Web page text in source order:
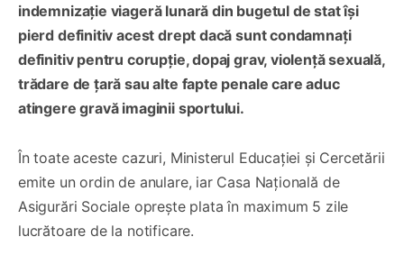
indemnizație viageră lunară din bugetul de stat își
pierd definitiv acest drept dacă sunt condamnați
definitiv pentru corupție, dopaj grav, violență sexuală,
trădare de țară sau alte fapte penale care aduc
atingere gravă imaginii sportului.
În toate aceste cazuri, Ministerul Educației și Cercetării
emite un ordin de anulare, iar Casa Națională de
Asigurări Sociale oprește plata în maximum 5 zile
lucrătoare de la notificare.